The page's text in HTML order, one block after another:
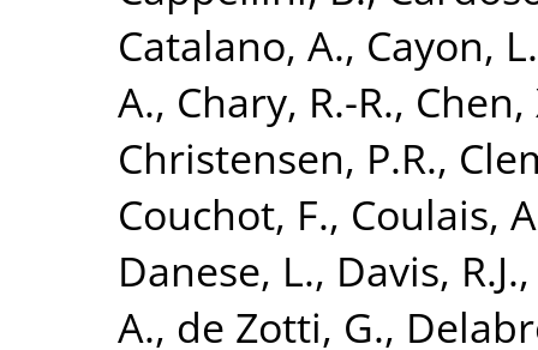
Catalano, A., Cayon, L.
A., Chary, R.-R., Chen,
Christensen, P.R.,
Couchot, F., Coulais,
Danese, L., Davis, R.J.
A., de Zotti, G.,